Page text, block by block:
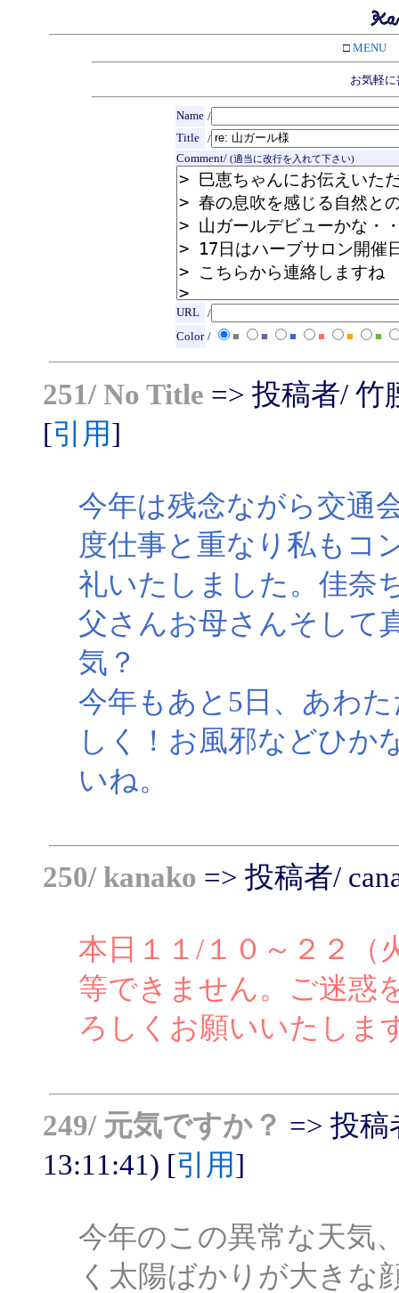
□ MENU
お気軽
Name /
Title /
Comment/ (適当に改行を入れて下さい)
URL /
Color / ■ ■ ■ ■ ■ ■
251/ No Title => 投稿者/ 竹
[引用]
今年は残念ながら交通
度仕事と重なり私もコ
礼いたしました。佳奈
父さんお母さんそして
気？
今年もあと5日、あわ
しく！お風邪などひか
いね。
250/ kanako => 投稿者/
本日１１/１０～２２（
等できません。ご迷惑
ろしくお願いいたしま
249/ 元気ですか？ => 投稿
13:11:41) [引用]
今年のこの異常な天気
く太陽ばかりが大きな